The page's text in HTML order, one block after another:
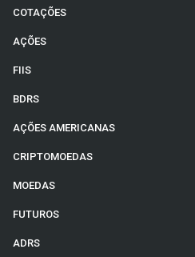
COTAÇÕES
AÇÕES
FIIS
BDRS
AÇÕES AMERICANAS
CRIPTOMOEDAS
MOEDAS
FUTUROS
ADRS